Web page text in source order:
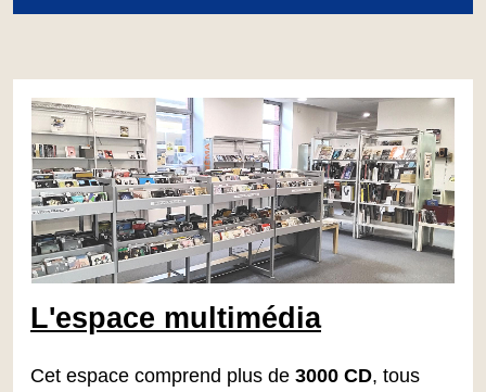
L'espace multimédia
Cet espace comprend plus de 3000 CD, tous